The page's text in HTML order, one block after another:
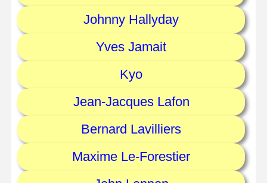
Johnny Hallyday
Yves Jamait
Kyo
Jean-Jacques Lafon
Bernard Lavilliers
Maxime Le-Forestier